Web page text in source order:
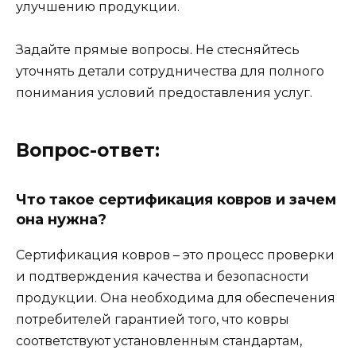
улучшению продукции.
Задайте прямые вопросы. Не стесняйтесь
уточнять детали сотрудничества для полного
понимания условий предоставления услуг.
Вопрос-ответ:
Что такое сертификация ковров и зачем
она нужна?
Сертификация ковров – это процесс проверки
и подтверждения качества и безопасности
продукции. Она необходима для обеспечения
потребителей гарантией того, что ковры
соответствуют установленным стандартам,